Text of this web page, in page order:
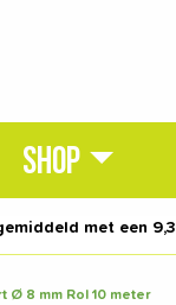
SHOP
met een 9,3
Ø 8 mm Rol 10 meter